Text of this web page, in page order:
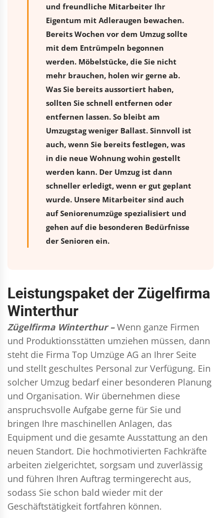
und freundliche Mitarbeiter Ihr
Eigentum mit Adleraugen bewachen.
Bereits Wochen vor dem Umzug sollte
mit dem Entrümpeln begonnen
werden. Möbelstücke, die Sie nicht
mehr brauchen, holen wir gerne ab.
Was Sie bereits aussortiert haben,
sollten Sie schnell entfernen oder
entfernen lassen. So bleibt am
Umzugstag weniger Ballast. Sinnvoll ist
auch, wenn Sie bereits festlegen, was
in die neue Wohnung wohin gestellt
werden kann. Der Umzug ist dann
schneller erledigt, wenn er gut geplant
wurde. Unsere Mitarbeiter sind auch
auf Seniorenumzüge spezialisiert und
gehen auf die besonderen Bedürfnisse
der Senioren ein.
Leistungspaket der Zügelfirma
Winterthur
Zügelfirma Winterthur – Wenn ganze Firmen
und Produktionsstätten umziehen müssen, dann
steht die Firma Top Umzüge AG an Ihrer Seite
und stellt geschultes Personal zur Verfügung. Ein
solcher Umzug bedarf einer besonderen Planung
und Organisation. Wir übernehmen diese
anspruchsvolle Aufgabe gerne für Sie und
bringen Ihre maschinellen Anlagen, das
Equipment und die gesamte Ausstattung an den
neuen Standort. Die hochmotivierten Fachkräfte
arbeiten zielgerichtet, sorgsam und zuverlässig
und führen Ihren Auftrag termingerecht aus,
sodass Sie schon bald wieder mit der
Geschäftstätigkeit fortfahren können.